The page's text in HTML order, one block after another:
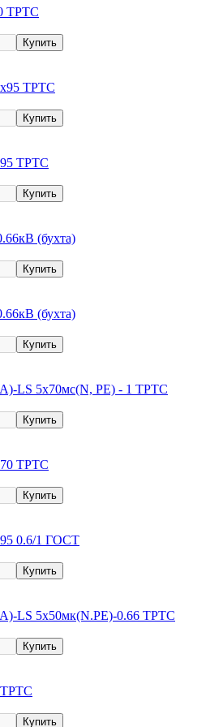
ТРТС
ТРТС
ТРТС
(бухта)
(бухта)
LS 5х70мс(N, PE) - 1 ТРТС
ТРТС
0.6/1 ГОСТ
LS 5х50мк(N.PE)-0.66 ТРТС